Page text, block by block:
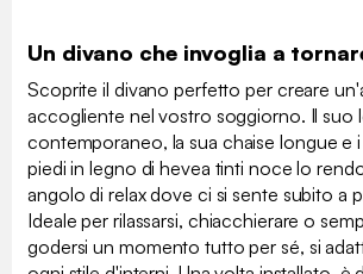
Un divano che invoglia a
Scoprite il divano perfetto per creare
accogliente nel vostro soggiorno. Il suo
contemporaneo, la sua chaise longue e
piedi in legno di hevea tinti noce lo
angolo di relax dove ci si sente subito a
Ideale per rilassarsi, chiacchierare o
godersi un momento tutto per sé, si